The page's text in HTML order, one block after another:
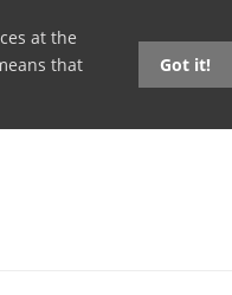
at the
that
Got it!